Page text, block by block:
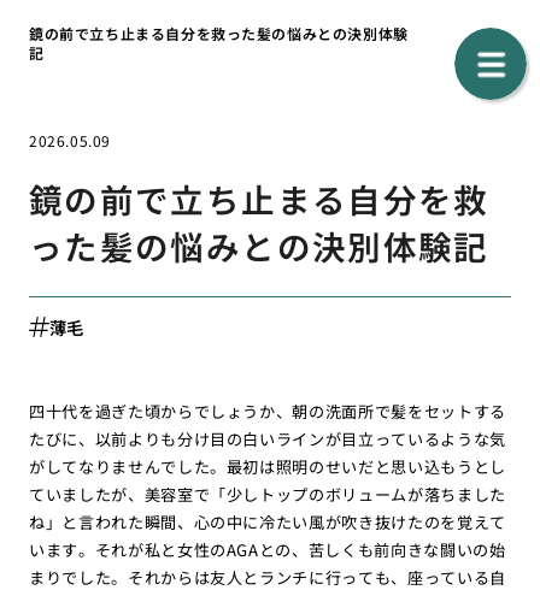
鏡の前で立ち止まる自分を救った髪の悩みとの決別体験
記
2026.05.09
鏡の前で立ち止まる自分を救
った髪の悩みとの決別体験記
薄毛
四十代を過ぎた頃からでしょうか、朝の洗面所で髪をセットする
たびに、以前よりも分け目の白いラインが目立っているような気
がしてなりませんでした。最初は照明のせいだと思い込もうとし
ていましたが、美容室で「少しトップのボリュームが落ちました
ね」と言われた瞬間、心の中に冷たい風が吹き抜けたのを覚えて
います。それが私と女性のAGAとの、苦しくも前向きな闘いの始
まりでした。それからは友人とランチに行っても、座っている自